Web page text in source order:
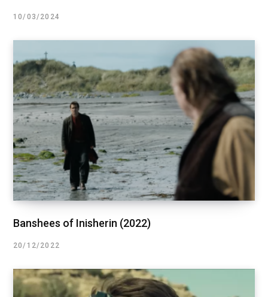
10/03/2024
Banshees of Inisherin (2022)
20/12/2022